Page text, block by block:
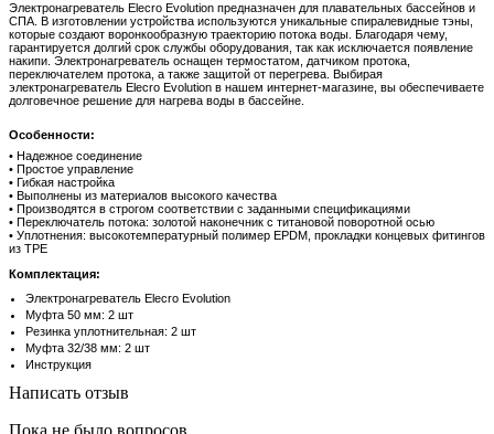
Электронагреватель Elecro Evolution предназначен для плавательных бассейнов и
СПА. В изготовлении устройства используются уникальные спиралевидные тэны,
которые создают воронкообразную траекторию потока воды. Благодаря чему,
гарантируется долгий срок службы оборудования, так как исключается появление
накипи. Электронагреватель оснащен термостатом, датчиком протока,
переключателем протока, а также защитой от перегрева. Выбирая
электронагреватель Elecro Evolution в нашем интернет-магазине, вы обеспечиваете
долговечное решение для нагрева воды в бассейне.
Особенности:
• Надежное соединение
• Простое управление
• Гибкая настройка
• Выполнены из материалов высокого качества
• Производятся в строгом соответствии с заданными спецификациями
• Переключатель потока: золотой наконечник с титановой поворотной осью
• Уплотнения: высокотемпературный полимер EPDM, прокладки концевых фитингов
из TPE
Комплектация:
Электронагреватель Elecro Evolution
Муфта 50 мм: 2 шт
Резинка уплотнительная: 2 шт
Муфта 32/38 мм: 2 шт
Инструкция
Написать отзыв